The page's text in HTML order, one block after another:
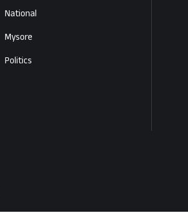
National
Mysore
Politics